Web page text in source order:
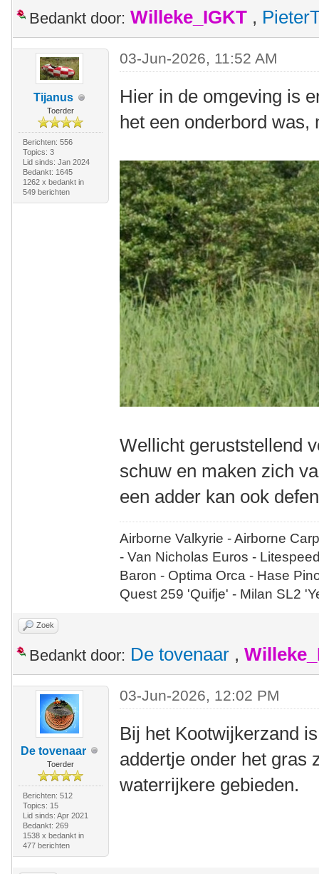
Bedankt door: Willeke_IGKT ,
Tijanus
Toerder
Berichten: 556
Topics: 3
Lid sinds: Jan 2024
Bedankt: 1645
1262 x bedankt in
549 berichten
03-Jun-2026, 11:52 AM
Hier in de omgeving is
het een onderbord
Wellicht geruststellend
schuw en maken zich
een adder kan ook
Airborne Valkyrie - Airborne
- Van Nicholas Euros -
Baron - Optima Orca - Hase
Quest 259 'Quifje' - Milan SL2
Zoek
Bedankt door: De tovenaar ,
De tovenaar
Toerder
Berichten: 512
Topics: 15
Lid sinds: Apr 2021
Bedankt: 269
1538 x bedankt in
477 berichten
03-Jun-2026, 12:02 PM
Bij het Kootwijkerzand
addertje onder het gras
waterrijkere gebieden.